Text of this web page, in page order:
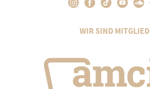
WIR SIND MITGLIED